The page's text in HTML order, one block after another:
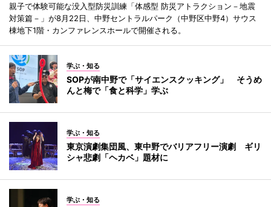
親子で体験可能な没入型防災訓練「体感型 防災アトラクション－地震
対策篇－」が8月22日、中野セントラルパーク（中野区中野4）サウス
棟地下1階・カンファレンスホールで開催される。
学ぶ・知る
SOPが南中野で「サイエンスクッキング」 そうめ
んと梅で「食と科学」学ぶ
学ぶ・知る
東京演劇集団風、東中野でバリアフリー演劇 ギリ
シャ悲劇「ヘカベ」題材に
学ぶ・知る